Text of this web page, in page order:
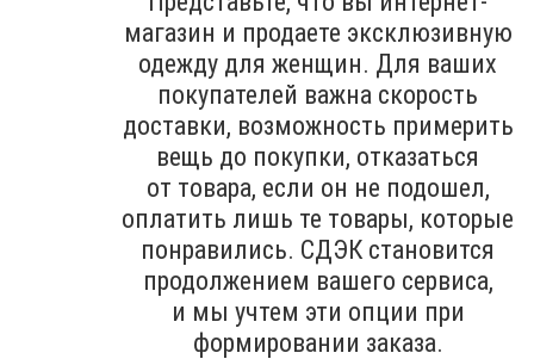
магазин и продаете эксклюзивную
одежду для женщин. Для ваших
покупателей важна скорость
доставки, возможность примерить
вещь до покупки, отказаться
от товара, если он не подошел,
оплатить лишь те товары, которые
понравились. СДЭК становится
продолжением вашего сервиса,
и мы учтем эти опции при
формировании заказа.